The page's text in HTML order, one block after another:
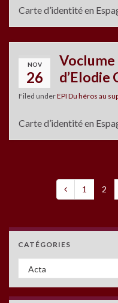
Carte d’identité en
NOV
26
Voclume
d’Elodie
Filed underEPI Du héros au
Carte d’identité en
1 2
CATÉGORIES
Catégories